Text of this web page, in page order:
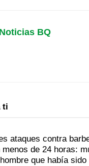
Noticias BQ
ti
ataques contra
menos de 24 horas:
que había sido